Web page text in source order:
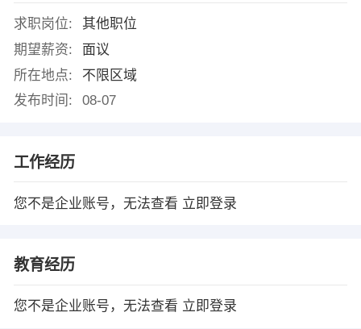
求职岗位:
其他职位
期望薪资:
面议
所在地点:
不限区域
发布时间:
08-07
工作经历
您不是企业账号，无法查看 立即登录
教育经历
您不是企业账号，无法查看 立即登录